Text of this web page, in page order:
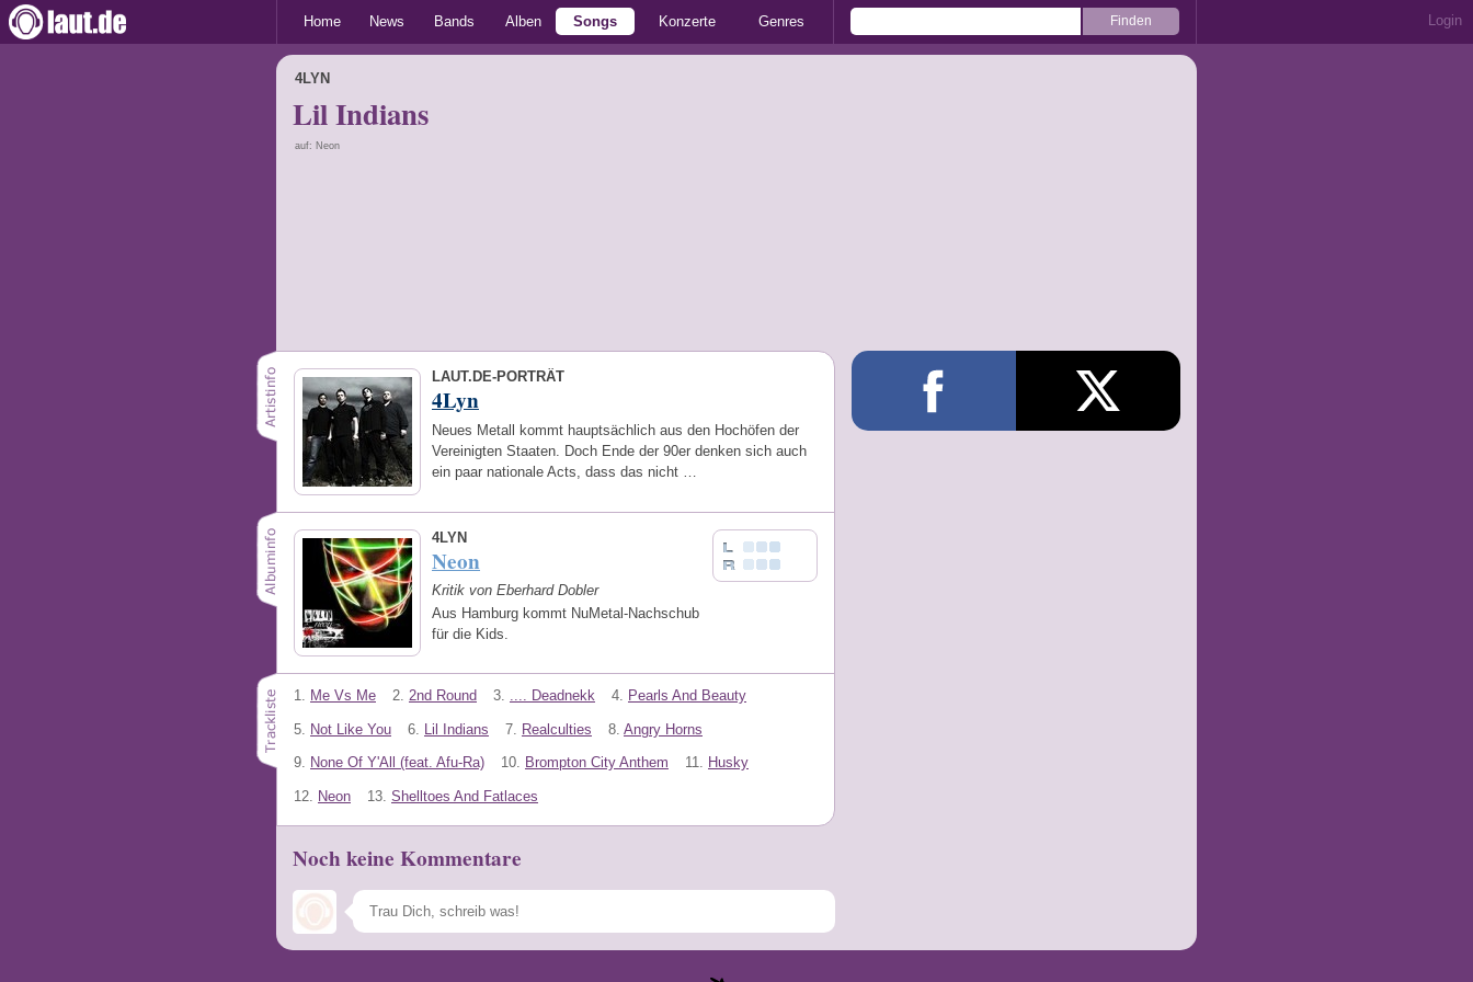
Home News Bands Alben Songs Konzerte Genres Login
4LYN
Lil Indians
auf: Neon
LAUT.DE-PORTRÄT
4Lyn
Neues Metall kommt hauptsächlich aus den Hochöfen der
Vereinigten Staaten. Doch Ende der 90er denken sich auch
ein paar nationale Acts, dass das nicht …
4LYN
Neon
Kritik von Eberhard Dobler
Aus Hamburg kommt NuMetal-Nachschub
für die Kids.
1. Me Vs Me 2. 2nd Round 3. .... Deadnekk 4. Pearls And Beauty
5. Not Like You 6. Lil Indians 7. Realculties 8. Angry Horns
9. None Of Y'All (feat. Afu-Ra) 10. Brompton City Anthem 11. Husky
12. Neon 13. Shelltoes And Fatlaces
Noch keine Kommentare
Speichern